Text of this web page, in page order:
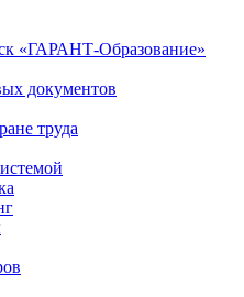
«ГАРАНТ-Образование»
документов
труда